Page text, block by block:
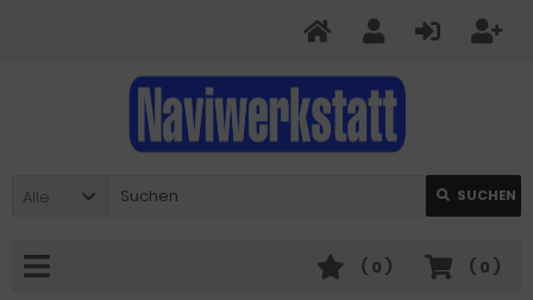
Alle SUCHEN
( 0 )
( 0 )